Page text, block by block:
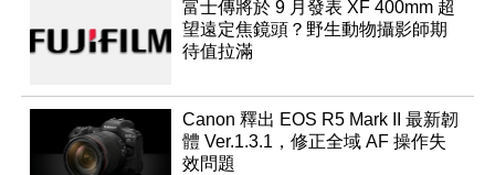
富士傳將於 9 月發表 XF 400mm 超
望遠定焦鏡頭？野生動物攝影師期
待值拉滿
Canon 釋出 EOS R5 Mark II 最新韌
體 Ver.1.3.1，修正全域 AF 操作失
效問題